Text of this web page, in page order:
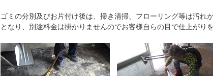
ゴミの分別及びお片付け後は、掃き清掃、フローリング等は汚れ
となり、別途料金は掛かりませんのでお客様自らの目で仕上がり